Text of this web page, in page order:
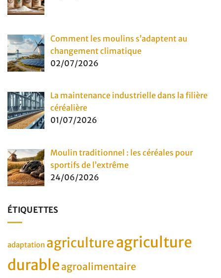
Comment les moulins s’adaptent au
changement climatique
02/07/2026
La maintenance industrielle dans la filière
céréalière
01/07/2026
Moulin traditionnel : les céréales pour
sportifs de l’extrême
24/06/2026
ÉTIQUETTES
adaptation agricultureagriculture
durable agroalimentaire